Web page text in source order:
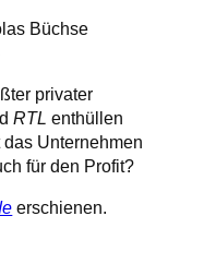
Büchse
privater
RTL enthüllen
Unternehmen
für den Profit?
erschienen.